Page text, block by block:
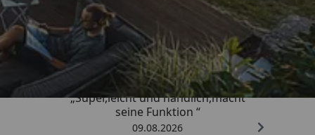
Trusted Shops
4,81/ 5
„Super,leicht und handlich,macht
seine Funktion “
09.08.2026